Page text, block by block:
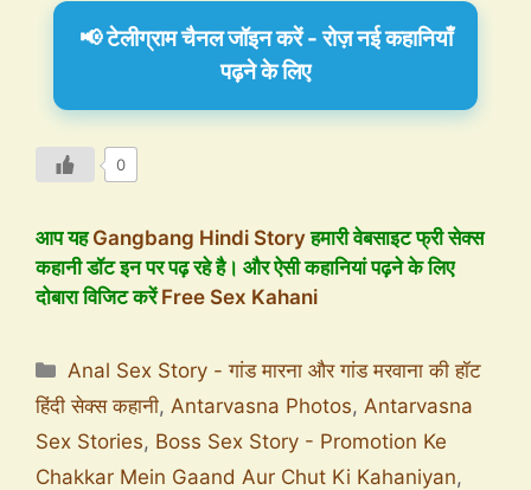
📢 टेलीग्राम चैनल जॉइन करें - रोज़ नई कहानियाँ
पढ़ने के लिए
0
आप यहGangbang Hindi Storyहमारी वेबसाइट फ्री सेक्स
कहानी डॉट इन पर पढ़ रहे है। और ऐसी कहानियां पढ़ने के लिए
दोबारा विजिट करेंFree Sex Kahani
Anal Sex Story - गांड मारना और गांड मरवाना की हॉट
हिंदी सेक्स कहानी, Antarvasna Photos, Antarvasna
Sex Stories, Boss Sex Story - Promotion Ke
Chakkar Mein Gaand Aur Chut Ki Kahaniyan,